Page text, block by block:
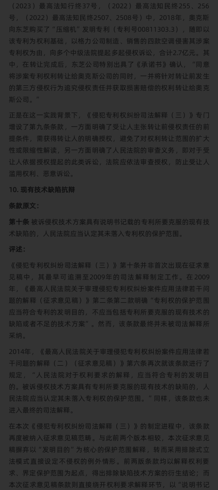
（2023）最高法知行终37号，（2022）最高法知民终255、256
号，（2022）最高法知民终2507、2508号）中，2018年，奥克斯
向东芝购买了“压缩机”发明专利（专利号00811303.3），随即以
该专利为权利基础，以格力公司制造、销售的四款空调侵害其涉案
专利权为由，向多个中级法院提起多起侵权诉讼，合计2.7亿元。其
中，在转让完成后，东芝公司特别出具了《承诺书》确认，“同意
将涉案专利权利转让给奥克斯公司的同时，一并将针对转让前发生
的第三方侵权行为追究侵权责任并获取损害赔偿的权利转让给奥克
斯公司。”
正是在这一实践背景下，《侵犯专利权纠纷司法解释（三）》专门
增设了第九条条款，一方面明确了受让人主张转让前侵权责任的前
提条件，需获得转让人的明确授权，避免了对权利转让范围的扩大
性或限缩性解读，另一方面明确了人民法院的审查义务，即对于受
让人依据授权提起的此类诉讼，法院应依法审查授权，防止受让人
滥用权利、恶意诉讼。
10. 现有技术缺陷抗辩
条款原文：
第十条被诉侵权技术方案具有说明书记载的专利所要克服的现有技
术缺陷的，人民法院应当认定其未落入专利权的保护范围。
评述：
《侵犯专利权纠纷司法解释（三）》第十条并非首次出现在征求意
见稿中，其最早可追溯至2009年的司法解释制定工作。在2009
年，《最高人民法院关于审理侵犯专利权纠纷案件应用法律若干问
题的解释（征求意见稿）》第二条第二款明确“专利权的保护范围
应当符合专利的发明目的，不应当包括专利所要克服的现有技术的
缺陷或者不足的技术方案”。然而，该条款最终并未被司法解释所
采纳。
2014年，《最高人民法院关于审理侵犯专利权纠纷案件应用法律若
干问题的解释（二）（征求意见稿）》第六条再次就该条款进行了
规定，“人民法院对于权利要求的解释，应当符合专利的发明目
的。被诉侵权技术方案具有专利所要克服的现有技术的缺陷的，人
民法院应当认定其未落入专利权的保护范围。”同样，该条款也未
进入最终的司法解释。
在本次《侵犯专利权纠纷司法解释（三）》的制定进程中，该条款
再度被纳入征求意见稿范畴。与此前两个版本相较，本次征求意见
稿摒弃以“发明目的”为核心的保护范围解释，转而采用排除式立
法模式直接设定不侵权的例外情形。前两版条款均以解释权利要
求、界定保护范围为起点，得出排除缺陷技术方案的衍生结论；而
本次征求意见稿条款则直接绕开权利要求解释环节，以“说明书记